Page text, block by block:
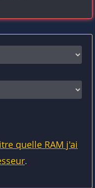
quelle RAM j'ai
.